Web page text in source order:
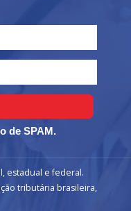
de SPAM.
estadual e federal.
tributária brasileira,